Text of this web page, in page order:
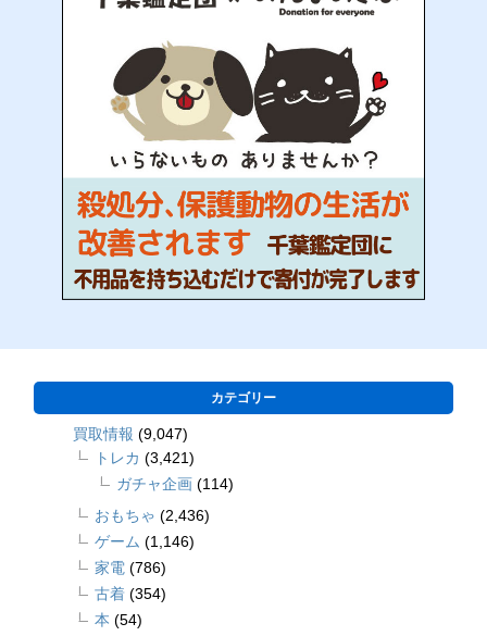
カテゴリー
買取情報 (9,047)
トレカ (3,421)
ガチャ企画 (114)
おもちゃ (2,436)
ゲーム (1,146)
家電 (786)
古着 (354)
本 (54)